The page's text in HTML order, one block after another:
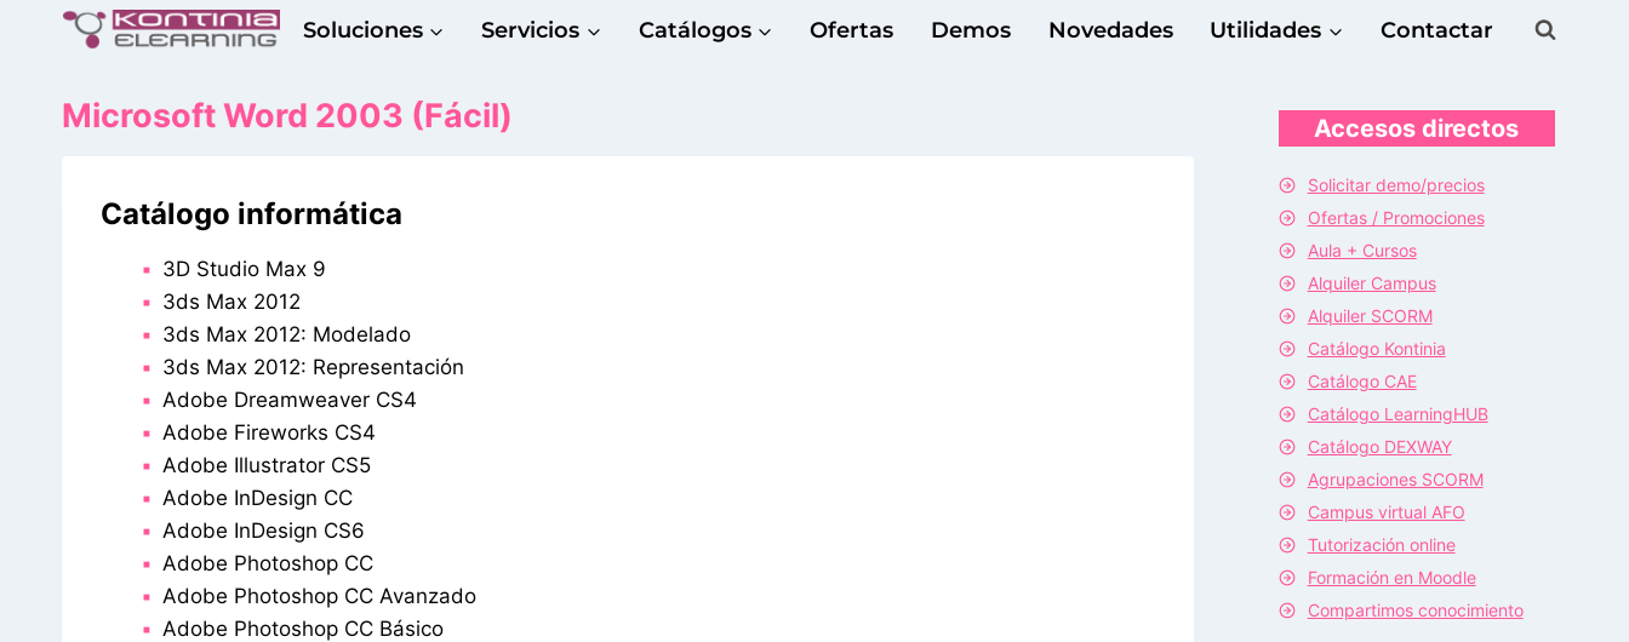
Soluciones Servicios Catálogos Ofertas Demos Novedades Utilidades Contactar
Microsoft Word 2003 (Fácil)
Catálogo informática
3D Studio Max 9
3ds Max 2012
3ds Max 2012: Modelado
3ds Max 2012: Representación
Adobe Dreamweaver CS4
Adobe Fireworks CS4
Adobe Illustrator CS5
Adobe InDesign CC
Adobe InDesign CS6
Adobe Photoshop CC
Adobe Photoshop CC Avanzado
Adobe Photoshop CC Básico
Accesos directos
Solicitar demo/precios
Ofertas / Promociones
Aula + Cursos
Alquiler Campus
Alquiler SCORM
Catálogo Kontinia
Catálogo CAE
Catálogo LearningHUB
Catálogo DEXWAY
Agrupaciones SCORM
Campus virtual AFO
Tutorización online
Formación en Moodle
Compartimos conocimiento